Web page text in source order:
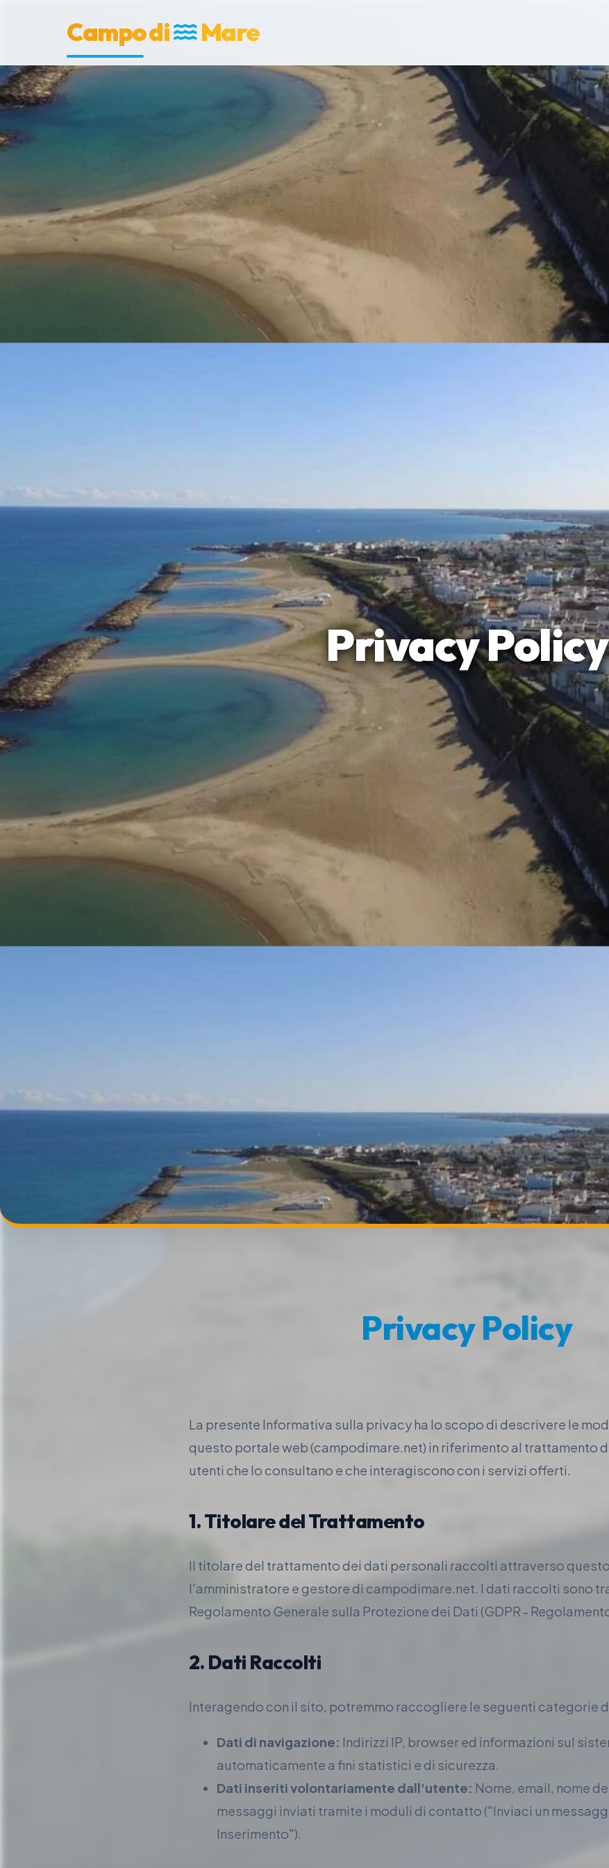
Campo di Mare
Privacy Policy
Privacy Policy
La presente Informativa sulla privacy ha lo scopo di descrivere le
questo portale web (campodimare.net) in riferimento al trattamento
utenti che lo consultano e che interagiscono con i servizi offerti.
1. Titolare del Trattamento
Il titolare del trattamento dei dati personali raccolti attraverso
l'amministratore e gestore di campodimare.net. I dati raccolti sono
Regolamento Generale sulla Protezione dei Dati (GDPR -
2. Dati Raccolti
Interagendo con il sito, potremmo raccogliere le seguenti categorie
Dati di navigazione: Indirizzi IP, browser ed informazioni sul
automaticamente a fini statistici e di sicurezza.
Dati inseriti volontariamente dall'utente: Nome, email, nome
messaggi inviati tramite i moduli di contatto ("Inviaci un
Inserimento").